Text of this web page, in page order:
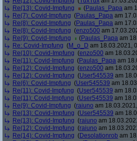
Re(13): Covid-Impfung
(Paulas_Papa am
Re(7): Covid-Impfung (Paulas_Papa am
Re(8): Covid-Impfung (Paulas_Papa am
Re(8): Covid-Impfung (enzo500 am
Re(9): Covid-Impfung
(Paulas_Papa am
Re: Covid-Impfung (M_o_D am 18.03.2021,
Re(10): Covid-Impfung (enzo500 am
Re(11): Covid-Impfung (Paulas_Papa am
Re(12): Covid-Impfung (enzo500 am
Re(12): Covid-Impfung (User545539 am
Re(6): Covid-Impfung (User545539 am
Re(11): Covid-Impfung (User545539 am
Re(11): Covid-Impfung (User545539 am
Re(9): Covid-Impfung (raiuno am
Re(13): Covid-Impfung (User545539 am
Re(13): Covid-Impfung (raiuno am
Re(12): Covid-Impfung (raiuno am
Re(14): Covid-Impfung (Desolationrob am